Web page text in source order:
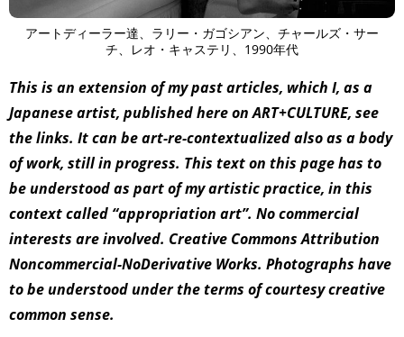
アートディーラー達、ラリー・ガゴシアン、チャールズ・サー
チ、レオ・キャステリ、1990年代
This is an extension of my past articles, which I, as a
Japanese artist, published here on ART+CULTURE, see
the links. It can be art-re-contextualized also as a body
of work, still in progress. This text on this page has to
be understood as part of my artistic practice, in this
context called “appropriation art”. No commercial
interests are involved. Creative Commons Attribution
Noncommercial-NoDerivative Works. Photographs have
to be understood under the terms of courtesy creative
common sense.